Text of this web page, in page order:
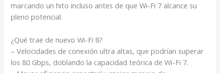
marcando un hito incluso antes de que Wi-Fi 7 alcance su
pleno potencial.
¿Qué trae de nuevo Wi-Fi 8?
– Velocidades de conexión ultra altas, que podrían superar
los 80 Gbps, doblando la capacidad teórica de Wi-Fi 7.